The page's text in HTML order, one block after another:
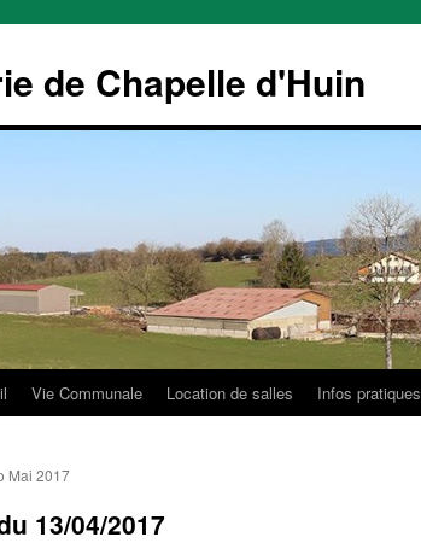
de Chapelle d'Huin
Vie Communale Location de salles Infos pratiques
Mai 2017
13/04/2017